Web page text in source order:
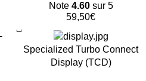
Note 4.60sur 5
59,50€
Specialized Turbo Connect
Display (TCD)